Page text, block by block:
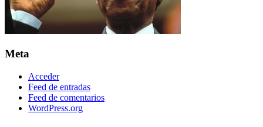
Meta
Acceder
Feed de entradas
Feed de comentarios
WordPress.org